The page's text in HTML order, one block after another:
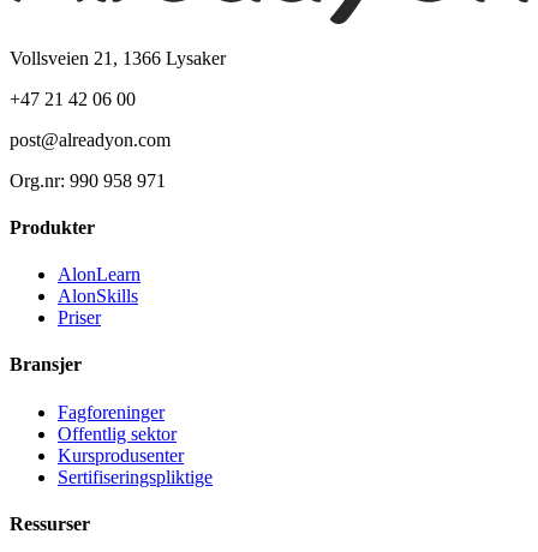
Vollsveien 21, 1366 Lysaker
+47 21 42 06 00
post@alreadyon.com
Org.nr: 990 958 971
Produkter
AlonLearn
AlonSkills
Priser
Bransjer
Fagforeninger
Offentlig sektor
Kursprodusenter
Sertifiseringspliktige
Ressurser